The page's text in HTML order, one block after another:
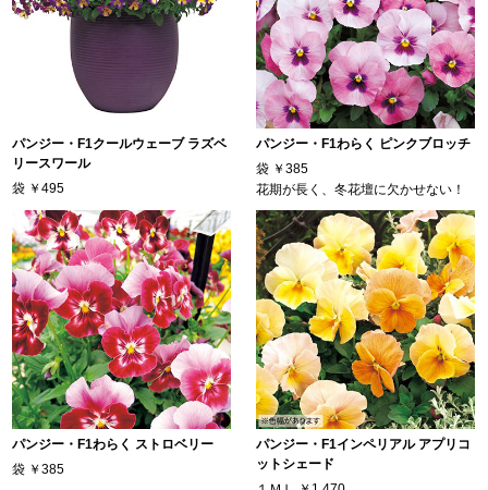
パンジー・F1クールウェーブ ラズベ
リースワール
袋 ￥495
パンジー・F1わらく ピンクブロッチ
袋 ￥385
花期が長く、冬花壇に欠かせない！
パンジー・F1わらく ストロベリー
袋 ￥385
パンジー・F1インペリアル アプリコ
ットシェード